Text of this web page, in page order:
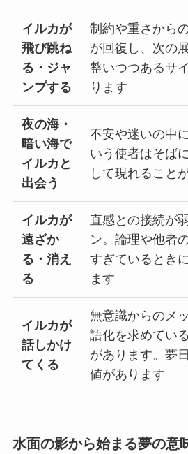
イルカが
飛び跳ね
る・ジャ
ンプする
制約や重さから
が回復し、次の
整いつつあるサ
ります
夜の海・
暗い海で
イルカと
出会う
不安や迷いの中
いう使者はそば
して現れること
イルカが
遠ざか
る・消え
る
直感との接続が
ン。論理や他者
すぎているとき
ます
イルカが
話しかけ
てくる
無意識からのメ
語化を求めてい
があります。夢
値があります
水面の影から始まる夢の意